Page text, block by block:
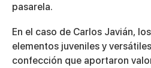
pasarela.
En el caso de Carlos Javián,
elementos juveniles y versátiles
confección que aportaron